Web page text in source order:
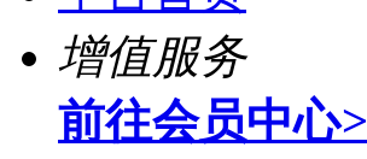
增值服务
前往会员中心>